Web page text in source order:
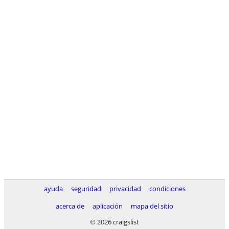
ayuda seguridad privacidad
condiciones
acerca de
aplicación
mapa del sitio
© 2026 craigslist